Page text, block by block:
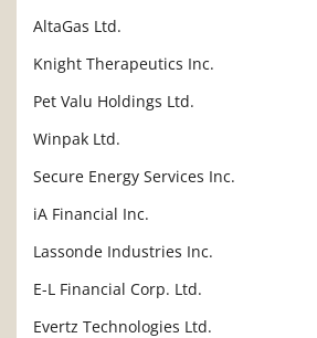
AltaGas Ltd.
Knight Therapeutics Inc.
Pet Valu Holdings Ltd.
Winpak Ltd.
Secure Energy Services Inc.
iA Financial Inc.
Lassonde Industries Inc.
E-L Financial Corp. Ltd.
Evertz Technologies Ltd.